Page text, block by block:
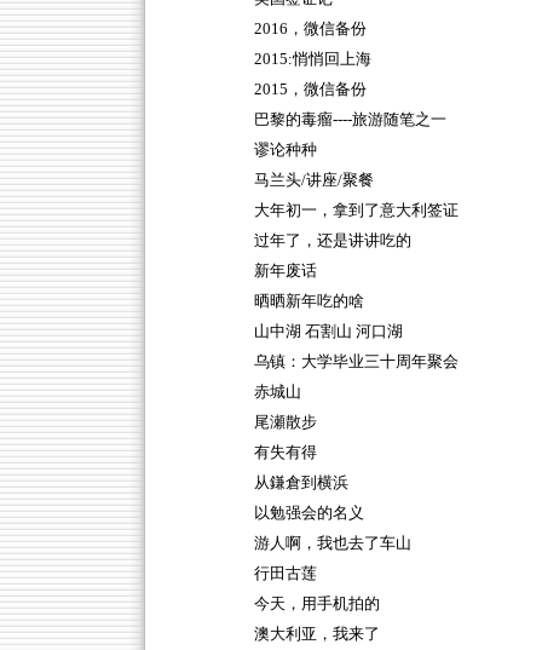
2016，微信备份
2015:悄悄回上海
2015，微信备份
巴黎的毒瘤----旅游随笔之一
谬论种种
马兰头/讲座/聚餐
大年初一，拿到了意大利签证
过年了，还是讲讲吃的
新年废话
晒晒新年吃的啥
山中湖 石割山 河口湖
乌镇：大学毕业三十周年聚会
赤城山
尾瀬散步
有失有得
从鎌倉到横浜
以勉强会的名义
游人啊，我也去了车山
行田古莲
今天，用手机拍的
澳大利亚，我来了